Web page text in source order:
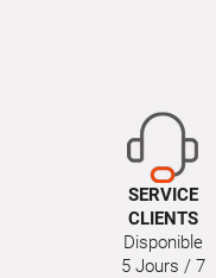
SERVICE
CLIENTS
Disponible
5 Jours / 7